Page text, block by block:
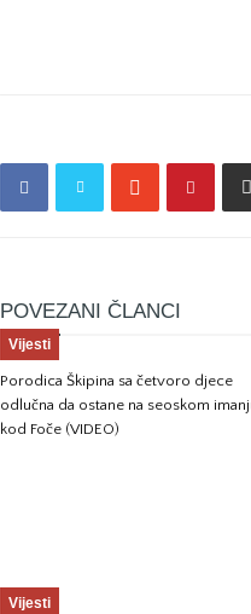
POVEZANI ČLANCI
Vijesti
Porodica Škipina sa četvoro djece
odlučna da ostane na seoskom
kod Foče (VIDEO)
Vijesti